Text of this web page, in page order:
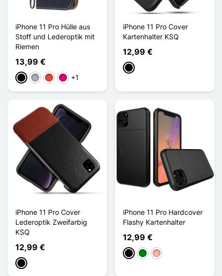
iPhone 11 Pro Hülle aus
Stoff und Lederoptik mit
Riemen
13,99 €
Schwarz
GrauRot Magenta
+1
iPhone 11 Pro Cover
Kartenhalter KSQ
12,99 €
Schwarz
iPhone 11 Pro Cover
Lederoptik Zweifarbig
KSQ
12,99 €
Schwarz
iPhone 11 Pro Hardcover
Flashy Kartenhalter
12,99 €
Schwarz
GrünRoségold